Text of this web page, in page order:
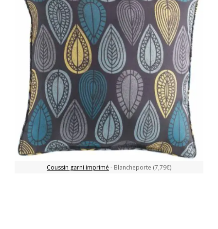
Coussin garni imprimé - Blancheporte (7,79€)